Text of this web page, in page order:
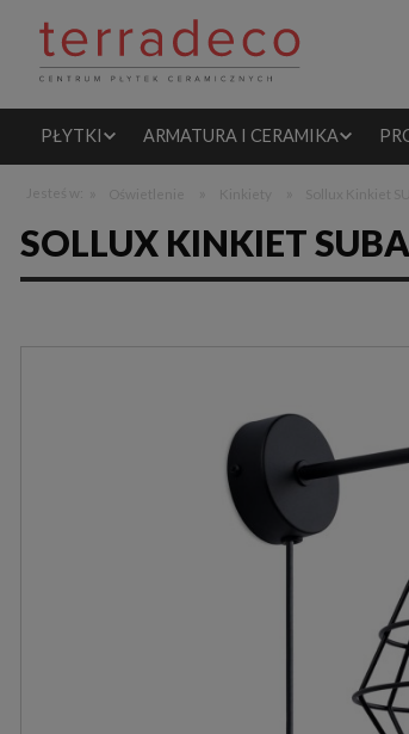
PŁYTKI ARMATURA I CERAMIKA
SOLLUX KINKIET